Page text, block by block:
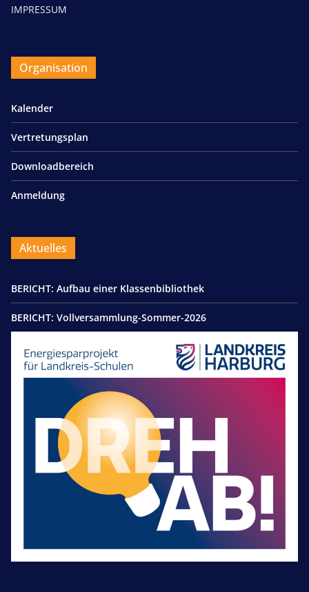
IMPRESSUM
Organisation
Kalender
Vertretungsplan
Downloadbereich
Anmeldung
Aktuelles
BERICHT: Aufbau einer Klassenbibliothek
BERICHT: Vollversammlung-Sommer-2026